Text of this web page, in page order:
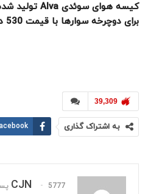
کیسه هوای سوئدی
تولید
برای دوچرخه سوارها با قیمت 530 دلار عرضه شده است
39,309
به اشتراک گذاری
CJN 5777 پست